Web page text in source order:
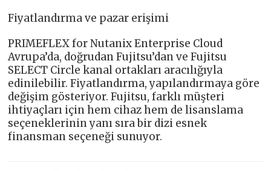
Fiyatlandırma ve pazar erişimi
PRIMEFLEX for Nutanix Enterprise Cloud
Avrupa’da, doğrudan Fujitsu’dan ve Fujitsu
SELECT Circle kanal ortakları aracılığıyla
edinilebilir. Fiyatlandırma, yapılandırmaya göre
değişim gösteriyor. Fujitsu, farklı müşteri
ihtiyaçları için hem cihaz hem de lisanslama
seçeneklerinin yanı sıra bir dizi esnek
finansman seçeneği sunuyor.